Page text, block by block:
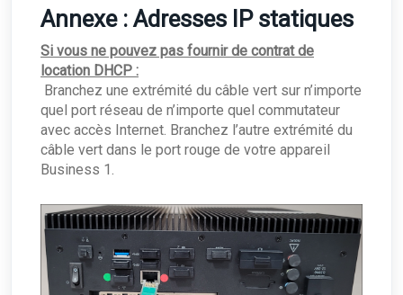
Annexe : Adresses IP statiques
Si vous ne pouvez pas fournir de contrat de
location DHCP :
Branchez une extrémité du câble vert sur n’importe
quel port réseau de n’importe quel commutateur
avec accès Internet. Branchez l’autre extrémité du
câble vert dans le port rouge de votre appareil
Business 1.